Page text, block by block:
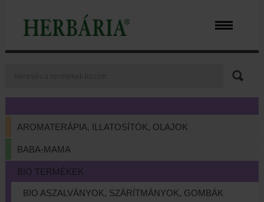
AROMATERÁPIA, ILLATOSÍTÓK, OLAJOK
BABA-MAMA
BIO TERMÉKEK
BIO ASZALVÁNYOK, SZÁRÍTMÁNYOK, GOMBÁK